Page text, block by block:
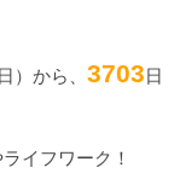
）から、 3703日
イフワーク！